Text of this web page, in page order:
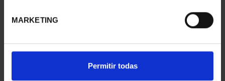
MARKETING
Permitir todas
REFINAR